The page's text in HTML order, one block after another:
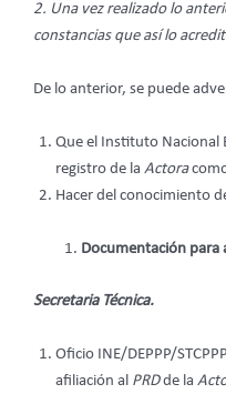
2. Una vez realizado lo
constancias que así lo
De lo anterior, se puede
Que el Instituto Nacional
registro de la Actora
Hacer del conocimiento
Documentación para
Secretaria Técnica.
Oficio INE/DEPPP/
afiliación al PRDde la